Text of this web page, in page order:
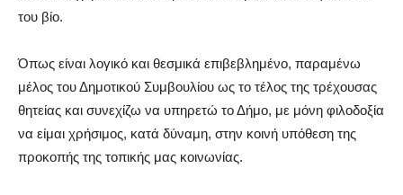
του βίο.
Όπως είναι λογικό και θεσμικά επιβεβλημένο, παραμένω
μέλος του Δημοτικού Συμβουλίου ως το τέλος της τρέχουσας
θητείας και συνεχίζω να υπηρετώ το Δήμο, με μόνη φιλοδοξία
να είμαι χρήσιμος, κατά δύναμη, στην κοινή υπόθεση της
προκοπής της τοπικής μας κοινωνίας.